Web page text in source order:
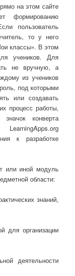
на этом сайте
формированию
пользователь
то у него
классы». В этом
учеников. Для
не вручную, а
из учеников
под которыми
или создавать
процесс работы,
конверта
к разработке
или иной модуль
области:
знаний,
организации
деятельности